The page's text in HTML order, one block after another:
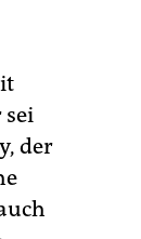
sei
der